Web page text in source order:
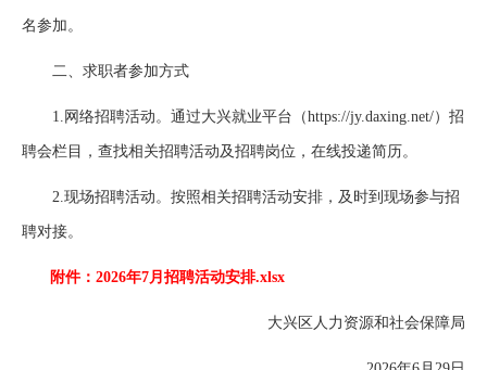
名参加。
二、求职者参加方式
1.网络招聘活动。通过大兴就业平台（https://jy.daxing.net/）招
聘会栏目，查找相关招聘活动及招聘岗位，在线投递简历。
2.现场招聘活动。按照相关招聘活动安排，及时到现场参与招
聘对接。
附件：2026年7月招聘活动安排.xlsx
大兴区人力资源和社会保障局